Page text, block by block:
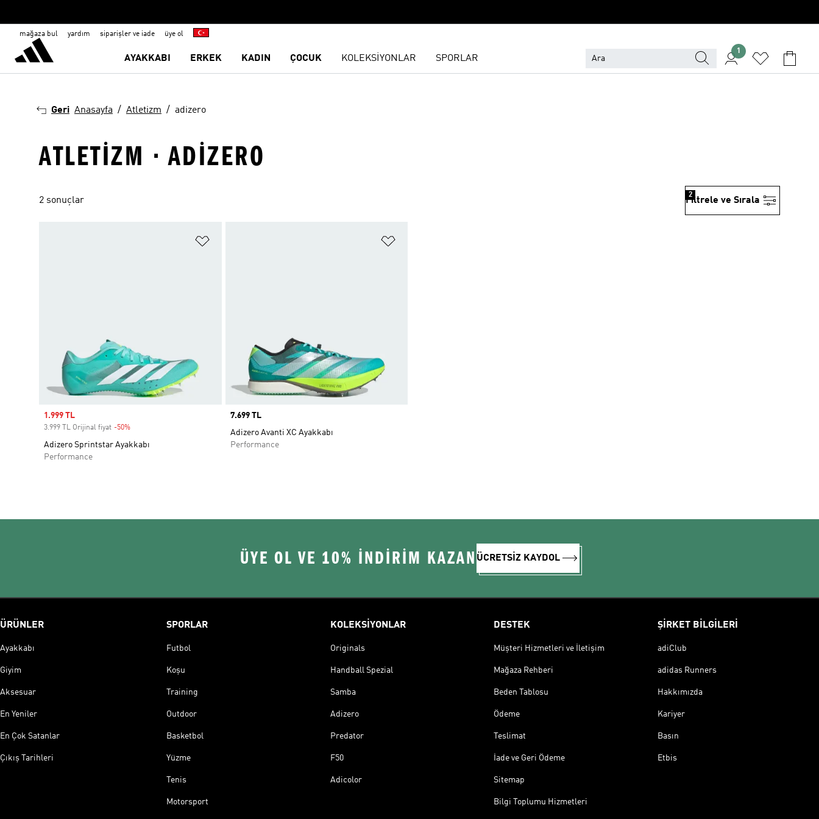
mağaza bul yardım siparişler ve iade üye ol
AYAKKABI ERKEK KADIN ÇOCUK KOLEKSİYONLAR SPORLAR
1
Geri Anasayfa Atletizm adizero
ATLETIZM · ADIZERO
2 sonuçlar Filtrele ve Sırala
2
Sale price
1.999 TL
3.999 TL Orijinal fiyat -50%
Adizero Sprintstar Ayakkabı
Performance
Price
7.699 TL
Adizero Avanti XC Ayakkabı
Performance
ÜYE OL VE 10% İNDİRİM KAZAN ÜCRETSİZ KAYDOL
ÜRÜNLER
Ayakkabı
Giyim
Aksesuar
En Yeniler
En Çok Satanlar
Çıkış Tarihleri
SPORLAR
Futbol
Koşu
Training
Outdoor
Basketbol
Yüzme
Tenis
Motorsport
KOLEKSİYONLAR
Originals
Handball Spezial
Samba
Adizero
Predator
F50
Adicolor
DESTEK
Müşteri Hizmetleri ve İletişim
Mağaza Rehberi
Beden Tablosu
Ödeme
Teslimat
İade ve Geri Ödeme
Sitemap
Bilgi Toplumu Hizmetleri
ŞİRKET BİLGİLERİ
adiClub
adidas Runners
Hakkımızda
Kariyer
Basın
Etbis